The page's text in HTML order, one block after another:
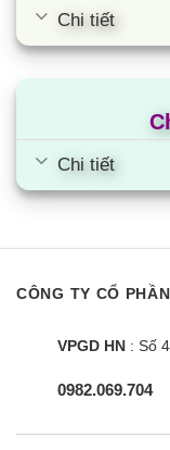
Chi tiết
Chi tiết
CÔNG TY CỔ
VPGD HN : Số
0982.069.704